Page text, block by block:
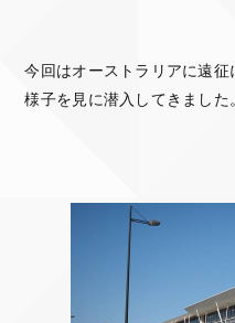
今回はオーストラリアに遠
様子を見に潜入してきました